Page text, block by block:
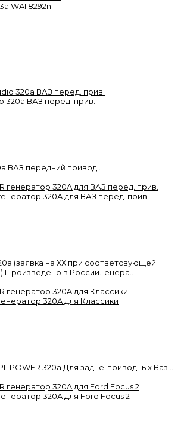
WAI 8292n
320a ВАЗ перед. прив.
ВАЗ передний привод..
320A для ВАЗ перед. прив.
(заявка на ХХ при соответсвующей
в России.Генера..
320A для Классики
POWER 320а Для задне-приводных Ваз...
320A для Ford Focus 2